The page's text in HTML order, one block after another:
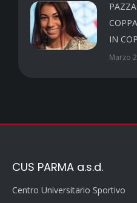
IN
Marzo
CUS PARMA a.s.d.
Centro Universitario Sportivo